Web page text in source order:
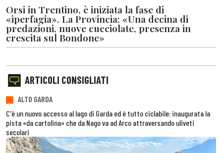
Orsi in Trentino, è iniziata la fase di
«iperfagia». La Provincia: «Una decina di
predazioni, nuove cucciolate, presenza in
crescita sul Bondone»
ARTICOLI CONSIGLIATI
ALTO GARDA
C'è un nuovo accesso al lago di Garda ed è tutto ciclabile: inaugurata la
pista «da cartolina» che da Nago va ad Arco attraversando uliveti
secolari